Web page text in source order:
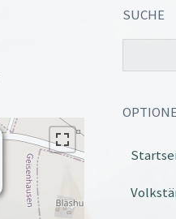
Office
SUCHE